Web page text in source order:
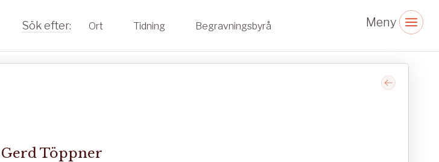
Ort Tidning Begravningsbyrå
Gerd Töppner